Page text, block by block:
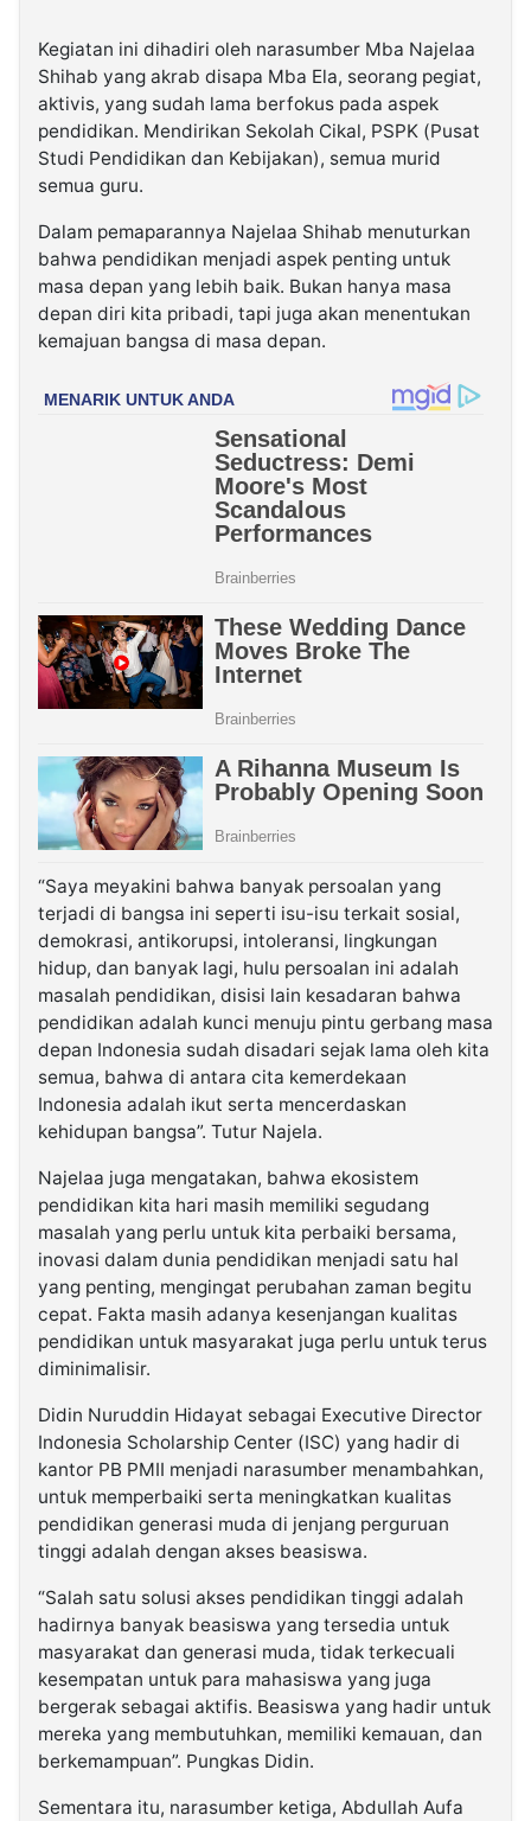
Kegiatan ini dihadiri oleh narasumber Mba Najelaa
Shihab yang akrab disapa Mba Ela, seorang pegiat,
aktivis, yang sudah lama berfokus pada aspek
pendidikan. Mendirikan Sekolah Cikal, PSPK (Pusat
Studi Pendidikan dan Kebijakan), semua murid
semua guru.
Dalam pemaparannya Najelaa Shihab menuturkan
bahwa pendidikan menjadi aspek penting untuk
masa depan yang lebih baik. Bukan hanya masa
depan diri kita pribadi, tapi juga akan menentukan
kemajuan bangsa di masa depan.
“Saya meyakini bahwa banyak persoalan yang
terjadi di bangsa ini seperti isu-isu terkait sosial,
demokrasi, antikorupsi, intoleransi, lingkungan
hidup, dan banyak lagi, hulu persoalan ini adalah
masalah pendidikan, disisi lain kesadaran bahwa
pendidikan adalah kunci menuju pintu gerbang masa
depan Indonesia sudah disadari sejak lama oleh kita
semua, bahwa di antara cita kemerdekaan
Indonesia adalah ikut serta mencerdaskan
kehidupan bangsa”. Tutur Najela.
Najelaa juga mengatakan, bahwa ekosistem
pendidikan kita hari masih memiliki segudang
masalah yang perlu untuk kita perbaiki bersama,
inovasi dalam dunia pendidikan menjadi satu hal
yang penting, mengingat perubahan zaman begitu
cepat. Fakta masih adanya kesenjangan kualitas
pendidikan untuk masyarakat juga perlu untuk terus
diminimalisir.
Didin Nuruddin Hidayat sebagai Executive Director
Indonesia Scholarship Center (ISC) yang hadir di
kantor PB PMII menjadi narasumber menambahkan,
untuk memperbaiki serta meningkatkan kualitas
pendidikan generasi muda di jenjang perguruan
tinggi adalah dengan akses beasiswa.
“Salah satu solusi akses pendidikan tinggi adalah
hadirnya banyak beasiswa yang tersedia untuk
masyarakat dan generasi muda, tidak terkecuali
kesempatan untuk para mahasiswa yang juga
bergerak sebagai aktifis. Beasiswa yang hadir untuk
mereka yang membutuhkan, memiliki kemauan, dan
berkemampuan”. Pungkas Didin.
Sementara itu, narasumber ketiga, Abdullah Aufa